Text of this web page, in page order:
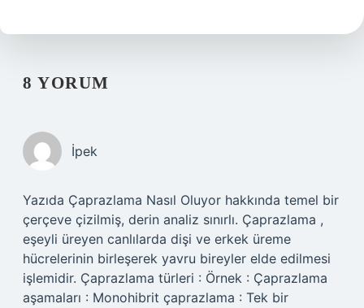
8 YORUM
İpek
Yazıda Çaprazlama Nasıl Oluyor hakkında temel bir
çerçeve çizilmiş, derin analiz sınırlı. Çaprazlama ,
eşeyli üreyen canlılarda dişi ve erkek üreme
hücrelerinin birleşerek yavru bireyler elde edilmesi
işlemidir. Çaprazlama türleri : Örnek : Çaprazlama
aşamaları : Monohibrit çaprazlama : Tek bir